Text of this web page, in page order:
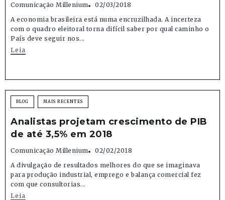
Comunicação Millenium
02/03/2018
A economia brasileira está numa encruzilhada. A incerteza
com o quadro eleitoral torna difícil saber por qual caminho o
País deve seguir nos...
Leia
BLOG MAIS RECENTES
Analistas projetam crescimento de PIB
de até 3,5% em 2018
Comunicação Millenium
02/02/2018
A divulgação de resultados melhores do que se imaginava
para produção industrial, emprego e balança comercial fez
com que consultorias...
Leia